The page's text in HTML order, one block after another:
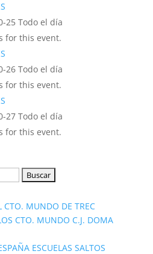
25 Todo el día
for this event.
26 Todo el día
for this event.
27 Todo el día
for this event.
CTO. MUNDO DE TREC
CTO. MUNDO C.J. DOMA
ESCUELAS SALTOS